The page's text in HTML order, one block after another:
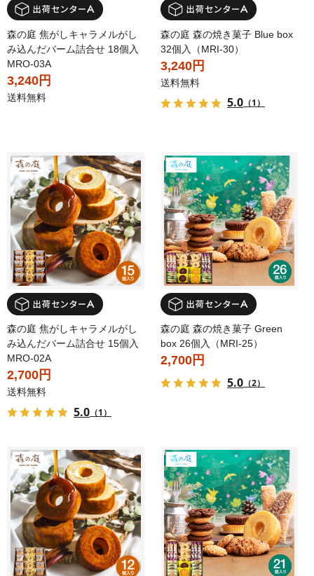
森の庭 焦がしキャラメルがし
み込んだバーム詰合せ 18個入
MRO-03A
3,240円
送料無料
森の庭 森の焼き菓子 Blue box
32個入（MRI-30）
3,240円
送料無料
5.0 （1）
森の庭 焦がしキャラメルがし
み込んだバーム詰合せ 15個入
MRO-02A
2,700円
送料無料
5.0 （1）
森の庭 森の焼き菓子 Green
box 26個入（MRI-25）
2,700円
5.0 （2）